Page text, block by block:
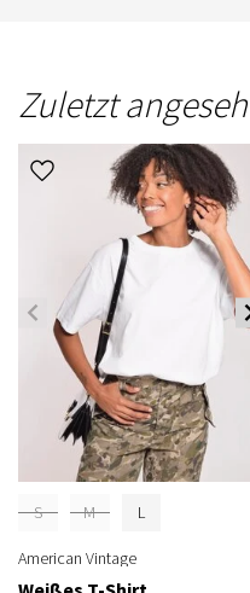
Zuletzt
S M L
American Vintage